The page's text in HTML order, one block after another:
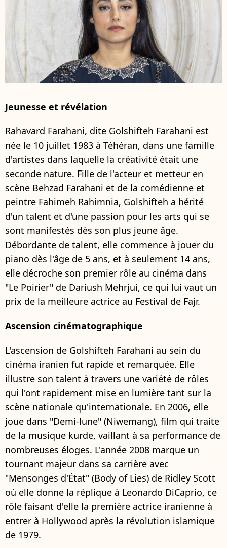
Jeunesse et révélation
Rahavard Farahani, dite Golshifteh Farahani est
née le 10 juillet 1983 à Téhéran, dans une famille
d'artistes dans laquelle la créativité était une
seconde nature. Fille de l'acteur et metteur en
scène Behzad Farahani et de la comédienne et
peintre Fahimeh Rahimnia, Golshifteh a hérité
d'un talent et d'une passion pour les arts qui se
sont manifestés dès son plus jeune âge.
Débordante de talent, elle commence à jouer du
piano dès l'âge de 5 ans, et à seulement 14 ans,
elle décroche son premier rôle au cinéma dans
"Le Poirier" de Dariush Mehrjui, ce qui lui vaut un
prix de la meilleure actrice au Festival de Fajr.
Ascension cinématographique
L'ascension de Golshifteh Farahani au sein du
cinéma iranien fut rapide et remarquée. Elle
illustre son talent à travers une variété de rôles
qui l'ont rapidement mise en lumière tant sur la
scène nationale qu'internationale. En 2006, elle
joue dans "Demi-lune" (Niwemang), film qui traite
de la musique kurde, vaillant à sa performance de
nombreuses éloges. L'année 2008 marque un
tournant majeur dans sa carrière avec
"Mensonges d'État" (Body of Lies) de Ridley Scott
où elle donne la réplique à Leonardo DiCaprio, ce
rôle faisant d'elle la première actrice iranienne à
entrer à Hollywood après la révolution islamique
de 1979.